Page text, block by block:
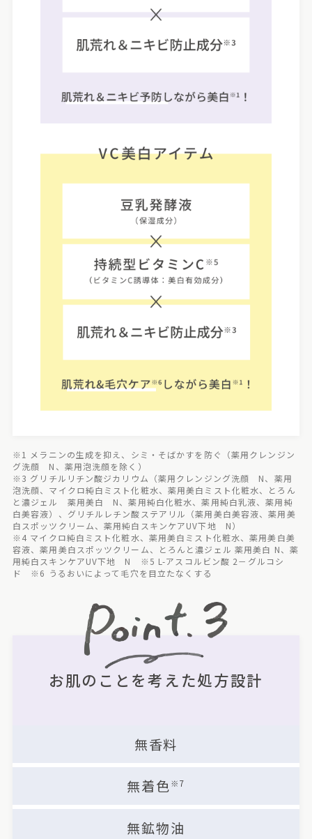
※1 メラニンの生成を抑え、シミ・そばかすを防ぐ（薬用クレンジン
グ洗顔 N、薬用泡洗顔を除く）
※3 グリチルリチン酸ジカリウム（薬用クレンジング洗顔 N、薬用
泡洗顔、マイクロ純白ミスト化粧水、薬用美白ミスト化粧水、とろん
と濃ジェル 薬用美白 N、薬用純白化粧水、薬用純白乳液、薬用純
白美容液）、グリチルレチン酸ステアリル（薬用美白美容液、薬用美
白スポッツクリーム、薬用純白スキンケアUV下地 N）
※4 マイクロ純白ミスト化粧水、薬用美白ミスト化粧水、薬用美白美
容液、薬用美白スポッツクリーム、とろんと濃ジェル 薬用美白 N、薬
用純白スキンケアUV下地 N ※5 L-アスコルビン酸 2－グルコシ
ド ※6 うるおいによって毛穴を目立たなくする
お肌のことを考えた処方設計
無香料
無着色※7
無鉱物油